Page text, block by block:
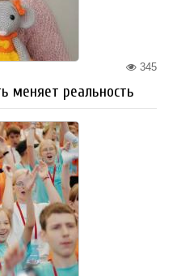
345
меняет реальность